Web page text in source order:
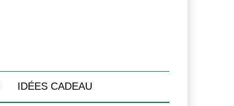
IDÉES CADEAU